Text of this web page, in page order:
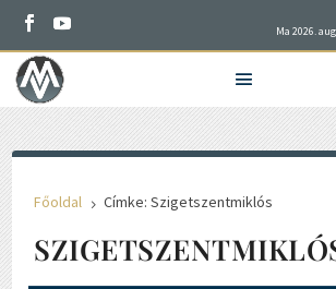
Ma 2026.
Főoldal 5 Címke: Szigetszentmiklós